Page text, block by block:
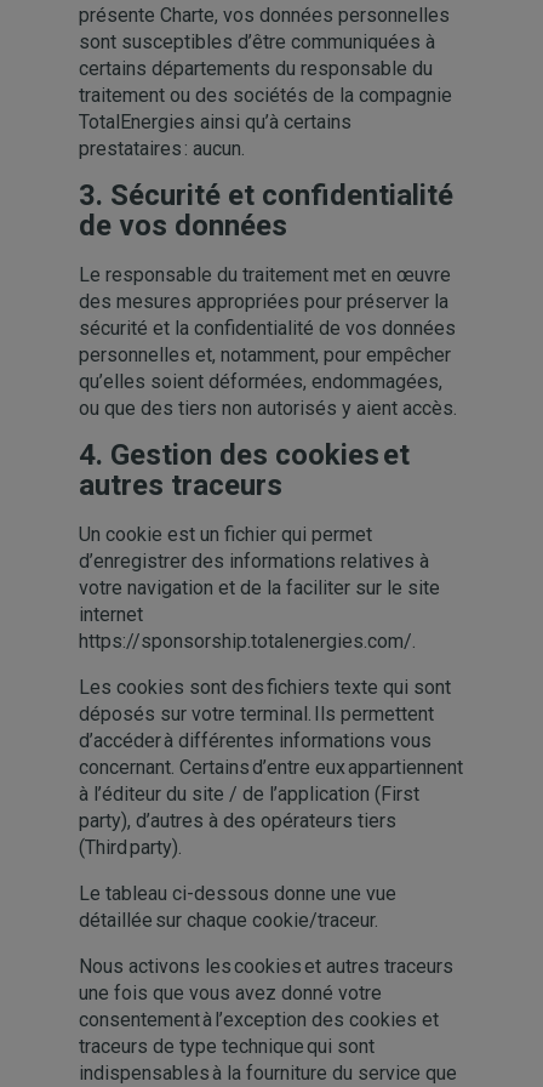
présente Charte, vos données personnelles
sont susceptibles d’être communiquées à
certains départements du responsable du
traitement ou des sociétés de la compagnie
TotalEnergies ainsi qu’à certains
prestataires : aucun.
3. Sécurité et confidentialité
de vos données
Le responsable du traitement met en œuvre
des mesures appropriées pour préserver la
sécurité et la confidentialité de vos données
personnelles et, notamment, pour empêcher
qu’elles soient déformées, endommagées,
ou que des tiers non autorisés y aient accès.
4. Gestion des cookies et
autres traceurs
Un cookie est un fichier qui permet
d’enregistrer des informations relatives à
votre navigation et de la faciliter sur le site
internet
https://sponsorship.totalenergies.com/.
Les cookies sont des fichiers texte qui sont
déposés sur votre terminal. Ils permettent
d’accéder à différentes informations vous
concernant. Certains d’entre eux appartiennent
à l’éditeur du site / de l’application (First
party), d’autres à des opérateurs tiers
(Third party).
Le tableau ci-dessous donne une vue
détaillée sur chaque cookie/traceur.
Nous activons les cookies et autres traceurs
une fois que vous avez donné votre
consentement à l’exception des cookies et
traceurs de type technique qui sont
indispensables à la fourniture du service que